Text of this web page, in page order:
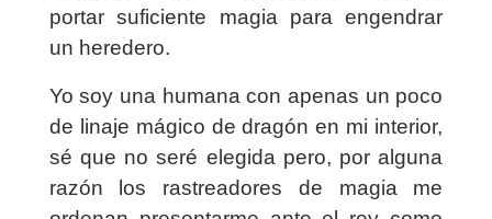
portarsuficiente magia para engendrar
un heredero.
Yo soy una humana con apenas un poco
de linaje mágico de dragón en mi interior,
sé que no seré elegida pero, por alguna
razón los rastreadores de magia me